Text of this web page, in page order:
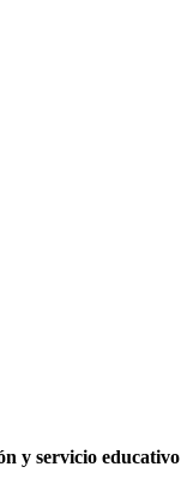
y servicio educativo